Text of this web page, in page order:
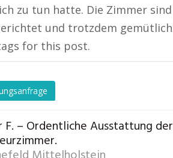
zu tun hatte. Die Zimmer
und trotzdem
for this post.
F. – Ordentliche Ausstattung der